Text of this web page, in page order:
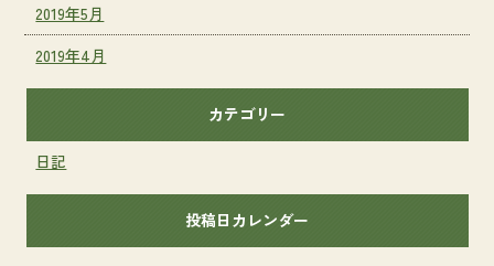
2019年5月
2019年4月
カテゴリー
日記
投稿日カレンダー